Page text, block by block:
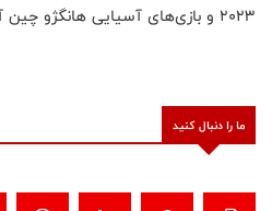
۲۰۲۳ و بازی‌های آسیایی هانگژو چین آماده می‌کند.
ما را دنبال کنید